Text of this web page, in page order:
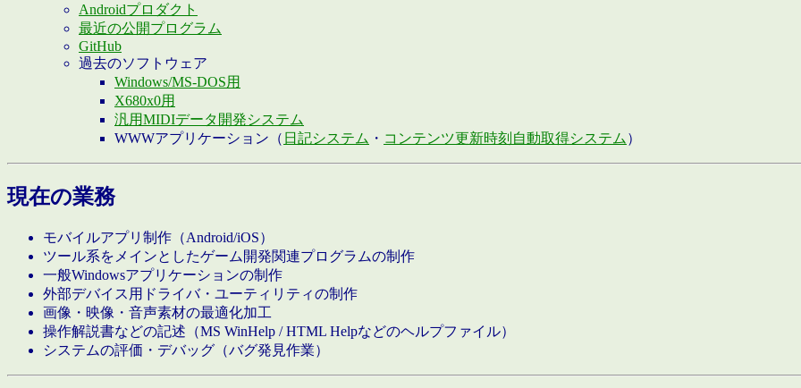
Androidプロダクト
最近の公開プログラム
GitHub
過去のソフトウェア
Windows/MS-DOS用
X680x0用
汎用MIDIデータ開発システム
WWWアプリケーション（ 日記システム ・ コンテンツ更新時刻自動取得システム ）
現在の業務
モバイルアプリ制作（Android/iOS）
ツール系をメインとしたゲーム開発関連プログラムの制作
一般Windowsアプリケーションの制作
外部デバイス用ドライバ・ユーティリティの制作
画像・映像・音声素材の最適化加工
操作解説書などの記述（MS WinHelp / HTML Helpなどのヘルプファイル）
システムの評価・デバッグ（バグ発見作業）